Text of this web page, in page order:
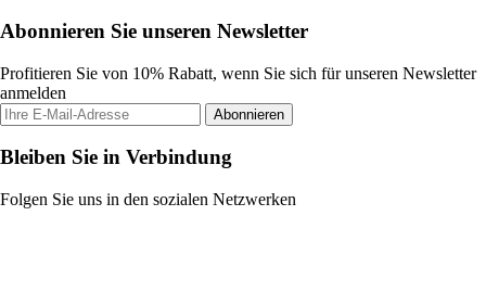
Abonnieren Sie unseren Newsletter
Profitieren Sie von 10% Rabatt, wenn Sie sich für unseren Newsletter
anmelden
Abonnieren
Bleiben Sie in Verbindung
Folgen Sie uns in den sozialen Netzwerken